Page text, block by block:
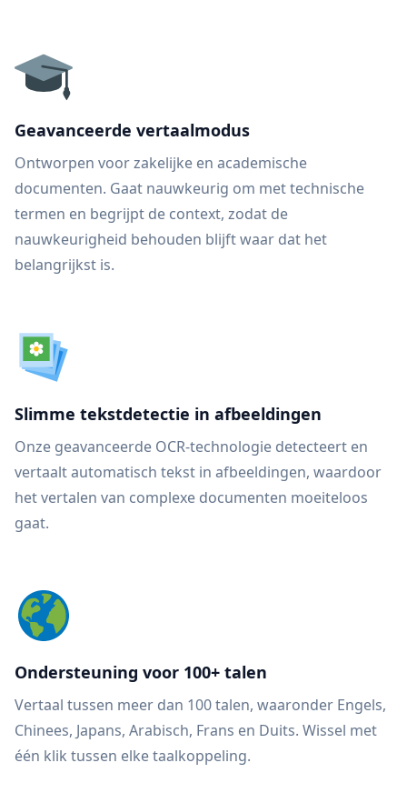
Geavanceerde vertaalmodus
Ontworpen voor zakelijke en academische
documenten. Gaat nauwkeurig om met technische
termen en begrijpt de context, zodat de
nauwkeurigheid behouden blijft waar dat het
belangrijkst is.
Slimme tekstdetectie in afbeeldingen
Onze geavanceerde OCR-technologie detecteert en
vertaalt automatisch tekst in afbeeldingen, waardoor
het vertalen van complexe documenten moeiteloos
gaat.
Ondersteuning voor 100+ talen
Vertaal tussen meer dan 100 talen, waaronder Engels,
Chinees, Japans, Arabisch, Frans en Duits. Wissel met
één klik tussen elke taalkoppeling.